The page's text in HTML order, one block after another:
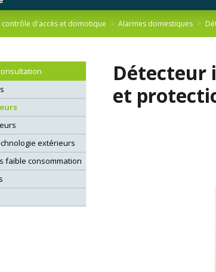
contrôle d'accès et domotique Alarmes domestiques
Détecteur
et
extérieurs
faible consommation